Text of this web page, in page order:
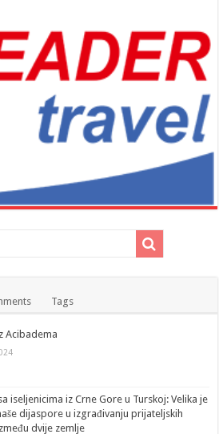
Tags
Acibadema
iseljenicima iz Crne Gore u Turskoj: Velika je
dijaspore u izgrađivanju prijateljskih
dvije zemlje